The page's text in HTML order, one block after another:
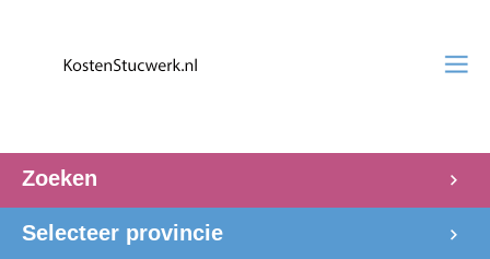
Zoeken
Selecteer provincie